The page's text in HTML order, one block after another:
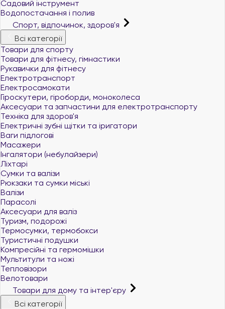
Садовий інструмент
Водопостачання і полив
Спорт, відпочинок, здоров'я
Всі категорії
Товари для спорту
Товари для фітнесу, гімнастики
Рукавички для фітнесу
Електротранспорт
Електросамокати
Гіроскутери, гіроборди, моноколеса
Аксесуари та запчастини для електротранспорту
Техніка для здоров'я
Електричні зубні щітки та іригатори
Ваги підлогові
Масажери
Інгалятори (небулайзери)
Ліхтарі
Сумки та валізи
Рюкзаки та сумки міські
Валізи
Парасолі
Аксесуари для валіз
Туризм, подорожі
Термосумки, термобокси
Туристичні подушки
Компресійні та гермомішки
Мультитули та ножі
Тепловізори
Велотовари
Товари для дому та інтер'єру
Всі категорії